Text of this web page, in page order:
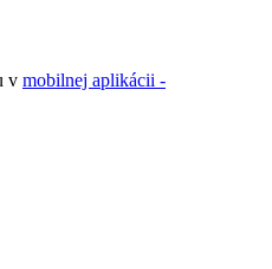
v mobilnej aplikácii -